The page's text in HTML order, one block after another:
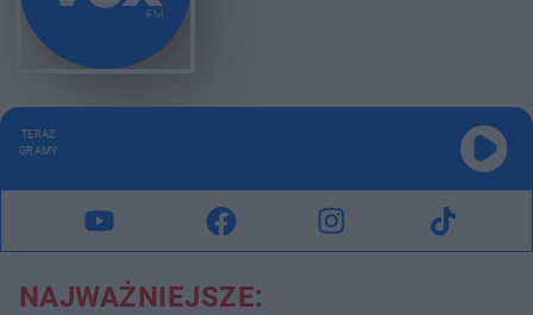
TERAZ
GRAMY
NAJWAŻNIEJSZE: